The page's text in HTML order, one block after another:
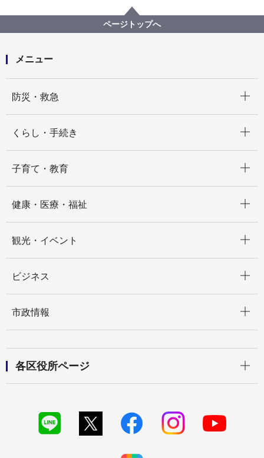
統計データをさがす（分野から）
ページトップへ
メニュー
防災・救急
くらし・手続き
子育て・教育
健康・医療・福祉
観光・イベント
ビジネス
市政情報
各区役所ページ